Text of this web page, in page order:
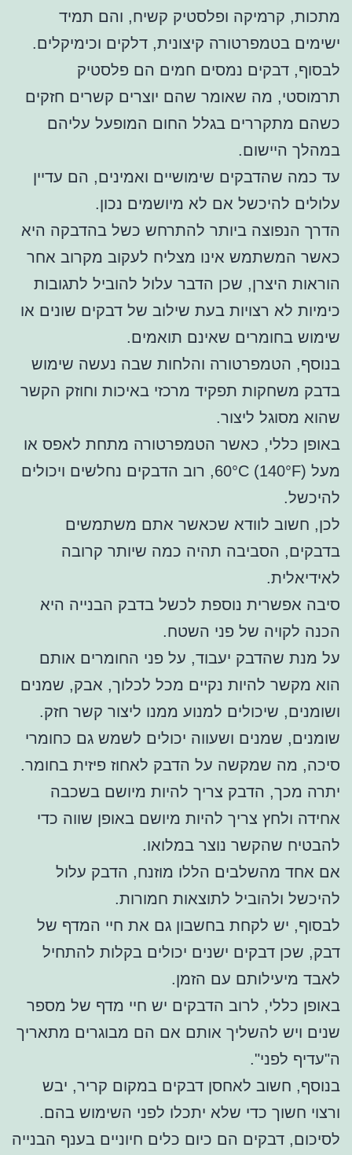
מתכות, קרמיקה ופלסטיק קשיח, והם תמיד
ישימים בטמפרטורה קיצונית, דלקים וכימיקלים.
לבסוף, דבקים נמסים חמים הם פלסטיק
תרמוסטי, מה שאומר שהם יוצרים קשרים חזקים
כשהם מתקררים בגלל החום המופעל עליהם
במהלך היישום.
עד כמה שהדבקים שימושיים ואמינים, הם עדיין
עלולים להיכשל אם לא מיושמים נכון.
הדרך הנפוצה ביותר להתרחש כשל בהדבקה היא
כאשר המשתמש אינו מצליח לעקוב מקרוב אחר
הוראות היצרן, שכן הדבר עלול להוביל לתגובות
כימיות לא רצויות בעת שילוב של דבקים שונים או
שימוש בחומרים שאינם תואמים.
בנוסף, הטמפרטורה והלחות שבה נעשה שימוש
בדבק משחקות תפקיד מרכזי באיכות וחוזק הקשר
שהוא מסוגל ליצור.
באופן כללי, כאשר הטמפרטורה מתחת לאפס או
מעל 60°C (140°F), רוב הדבקים נחלשים ויכולים
להיכשל.
לכן, חשוב לוודא שכאשר אתם משתמשים
בדבקים, הסביבה תהיה כמה שיותר קרובה
לאידיאלית.
סיבה אפשרית נוספת לכשל בדבק הבנייה היא
הכנה לקויה של פני השטח.
על מנת שהדבק יעבוד, על פני החומרים אותם
הוא מקשר להיות נקיים מכל לכלוך, אבק, שמנים
ושומנים, שיכולים למנוע ממנו ליצור קשר חזק.
שומנים, שמנים ושעווה יכולים לשמש גם כחומרי
סיכה, מה שמקשה על הדבק לאחוז פיזית בחומר.
יתרה מכך, הדבק צריך להיות מיושם בשכבה
אחידה ולחץ צריך להיות מיושם באופן שווה כדי
להבטיח שהקשר נוצר במלואו.
אם אחד מהשלבים הללו מוזנח, הדבק עלול
להיכשל ולהוביל לתוצאות חמורות.
לבסוף, יש לקחת בחשבון גם את חיי המדף של
דבק, שכן דבקים ישנים יכולים בקלות להתחיל
לאבד מיעילותם עם הזמן.
באופן כללי, לרוב הדבקים יש חיי מדף של מספר
שנים ויש להשליך אותם אם הם מבוגרים מתאריך
ה"עדיף לפני".
בנוסף, חשוב לאחסן דבקים במקום קריר, יבש
ורצוי חשוך כדי שלא יתכלו לפני השימוש בהם.
לסיכום, דבקים הם כיום כלים חיוניים בענף הבנייה